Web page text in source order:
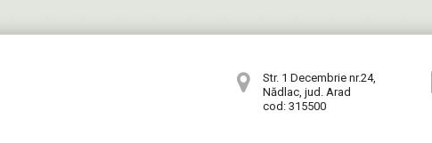
Str. 1 Decembrie nr.24,
Nădlac, jud. Arad
cod: 315500